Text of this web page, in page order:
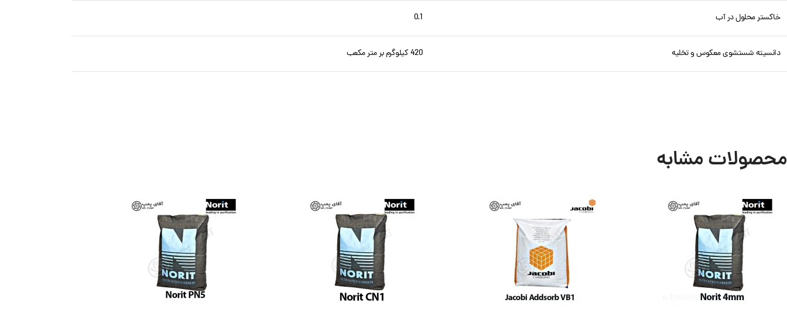
خاکستر محلول در آب 0.1
دانسیته شستشوی معکوس و تخلیه 420 کیلوگرم بر متر مکعب
محصولات مشابه